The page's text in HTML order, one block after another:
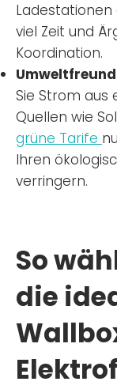
Ladestationen
viel Zeit und
Koordination.
Sie Strom aus
Quellen wie
grüne Tarife
Ihren
verringern.
So
die